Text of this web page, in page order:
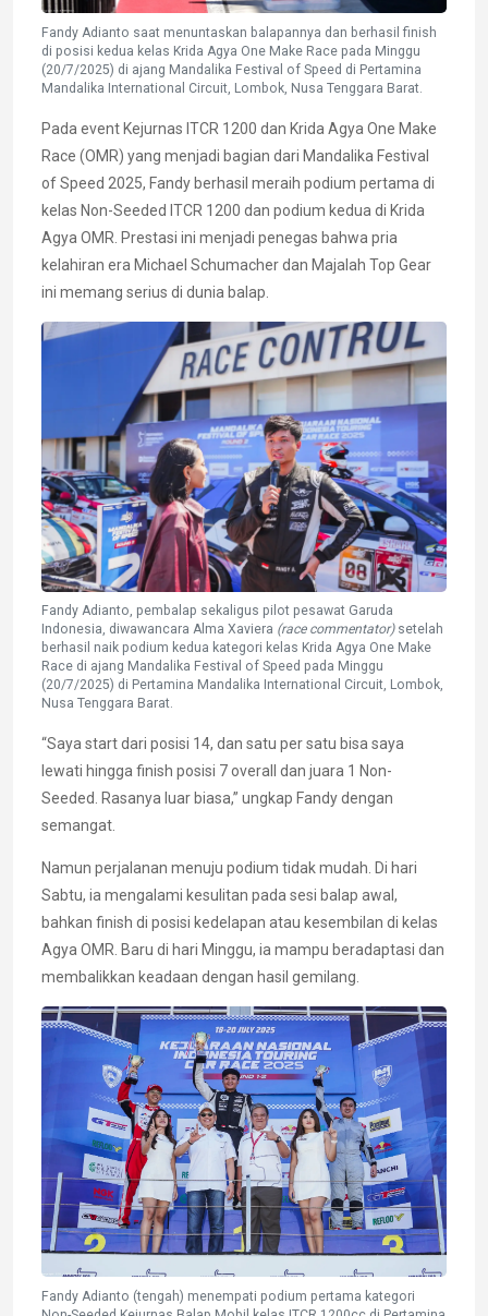
Fandy Adianto saat menuntaskan balapannya dan berhasil finish
di posisi kedua kelas Krida Agya One Make Race pada Minggu
(20/7/2025) di ajang Mandalika Festival of Speed di Pertamina
Mandalika International Circuit, Lombok, Nusa Tenggara Barat.
Pada event Kejurnas ITCR 1200 dan Krida Agya One Make
Race (OMR) yang menjadi bagian dari Mandalika Festival
of Speed 2025, Fandy berhasil meraih podium pertama di
kelas Non-Seeded ITCR 1200 dan podium kedua di Krida
Agya OMR. Prestasi ini menjadi penegas bahwa pria
kelahiran era Michael Schumacher dan Majalah Top Gear
ini memang serius di dunia balap.
Fandy Adianto, pembalap sekaligus pilot pesawat Garuda
Indonesia, diwawancara Alma Xaviera (race commentator)setelah
berhasil naik podium kedua kategori kelas Krida Agya One Make
Race di ajang Mandalika Festival of Speed pada Minggu
(20/7/2025) di Pertamina Mandalika International Circuit, Lombok,
Nusa Tenggara Barat.
“Saya start dari posisi 14, dan satu per satu bisa saya
lewati hingga finish posisi 7 overall dan juara 1 Non-
Seeded. Rasanya luar biasa,” ungkap Fandy dengan
semangat.
Namun perjalanan menuju podium tidak mudah. Di hari
Sabtu, ia mengalami kesulitan pada sesi balap awal,
bahkan finish di posisi kedelapan atau kesembilan di kelas
Agya OMR. Baru di hari Minggu, ia mampu beradaptasi dan
membalikkan keadaan dengan hasil gemilang.
Fandy Adianto (tengah) menempati podium pertama kategori